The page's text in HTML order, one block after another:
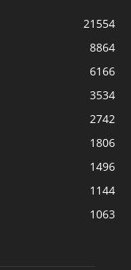
21554
8864
6166
3534
2742
1806
1496
1144
1063